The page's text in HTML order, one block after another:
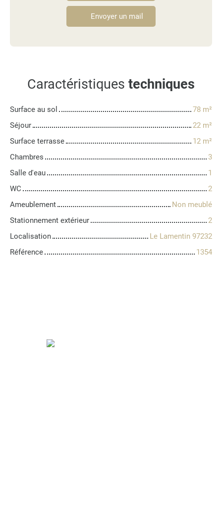
Envoyer un mail
Caractéristiques techniques
Surface au sol 78 m²
Séjour
22 m²
Surface terrasse
12 m²
Chambres
3
Salle d'eau
1
WC
2
Ameublement
Non meublé
Stationnement extérieur
2
Localisation
Le Lamentin 97232
Référence
1354